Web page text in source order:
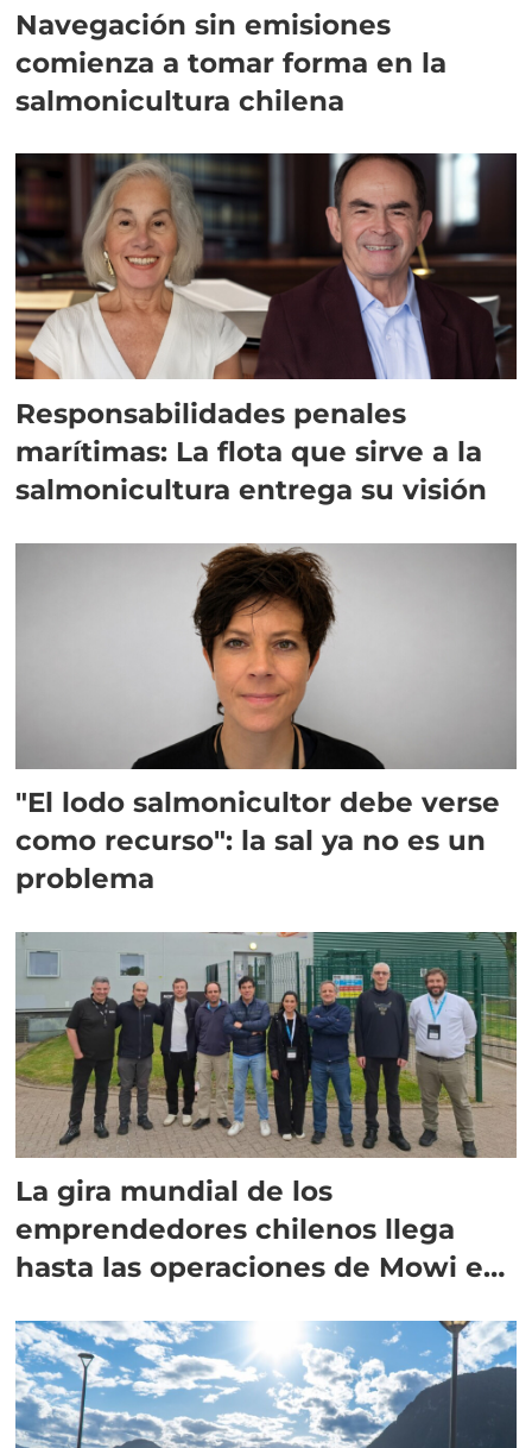
Navegación sin emisiones
comienza a tomar forma en la
salmonicultura chilena
Responsabilidades penales
marítimas: La flota que sirve a la
salmonicultura entrega su visión
"El lodo salmonicultor debe verse
como recurso": la sal ya no es un
problema
La gira mundial de los
emprendedores chilenos llega
hasta las operaciones de Mowi en